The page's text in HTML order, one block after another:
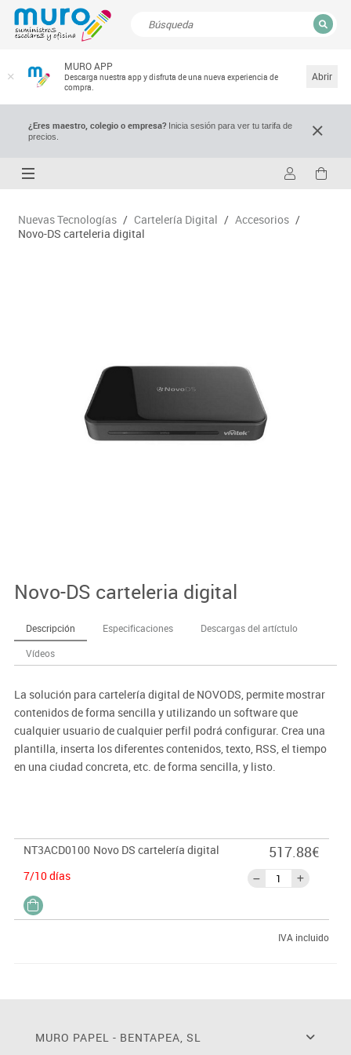
MURO APP
Descarga nuestra app y disfruta de una nueva experiencia de
compra.
Abrir
¿Eres maestro, colegio o empresa?Inicia sesión para ver tu tarifa de
precios.
Nuevas Tecnologías / Cartelería Digital / Accesorios /
Novo-DS carteleria digital
Novo-DS carteleria digital
Descripción Especificaciones
Descargas del artíctulo
Vídeos
La solución para cartelería digital de NOVODS, permite mostrar
contenidos de forma sencilla y utilizando un software que
cualquier usuario de cualquier perfil podrá configurar. Crea una
plantilla, inserta los diferentes contenidos, texto, RSS, el tiempo
en una ciudad concreta, etc. de forma sencilla, y listo.
gestionar los contenidos desde un ordenador, de los diferentes
NOVODS conectados a tu red o chequea el estado sin necesidad
de desplazamiento del técnico de la empresa.
NT3ACD0100 Novo DS cartelería digital
7/10 días
517.88€
IVA incluido
MURO PAPEL - BENTAPEA, SL